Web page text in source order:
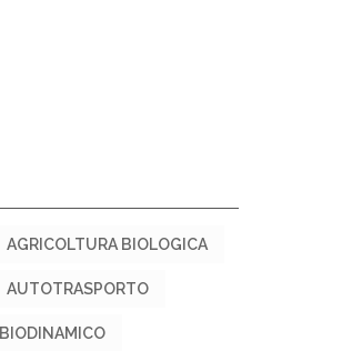
AGRICOLTURA BIOLOGICA
AUTOTRASPORTO
BIODINAMICO